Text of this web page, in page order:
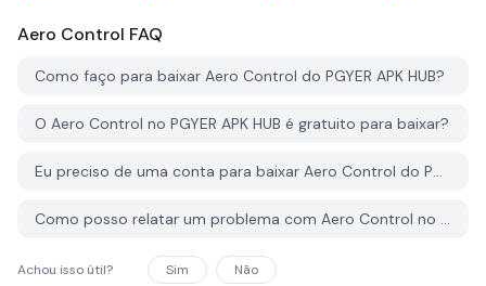
Aero Control FAQ
Como faço para baixar Aero Control do PGYER APK HUB?
O Aero Control no PGYER APK HUB é gratuito para baixar?
Eu preciso de uma conta para baixar Aero Control do PGYER APK HUB?
Como posso relatar um problema com Aero Control no PGYER APK HUB?
Achou isso útil? Sim Não